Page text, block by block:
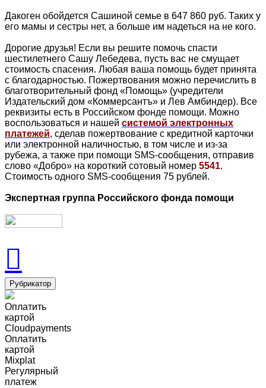
Дакоген обойдется Сашиной семье в 647 860 руб. Таких у
его мамы и сестры нет, а больше им надеться на не кого.
Дорогие друзья! Если вы решите помочь спасти
шестилетнего Сашу Лебедева, пусть вас не смущает
стоимость спасения. Любая ваша помощь будет принята
с благодарностью. Пожертвования можно перечислить в
благотворительный фонд «Помощь» (учредители
Издательский дом «Коммерсантъ» и Лев Амбиндер). Все
реквизиты есть в Российском фонде помощи. Можно
воспользоваться и нашей системой электронных
платежей, сделав пожертвование с кредитной карточки
или электронной наличностью, в том числе и из-за
рубежа, а также при помощи SMS-сообщения, отправив
слово «Добро» на короткий сотовый номер 5541.
Стоимость одного SMS-сообщения 75 рублей.
Экспертная группа Российского фонда помощи
Рубрикатор
Оплатить
картой
Cloudpayments
Оплатить
картой
Mixplat
Регулярный
платеж